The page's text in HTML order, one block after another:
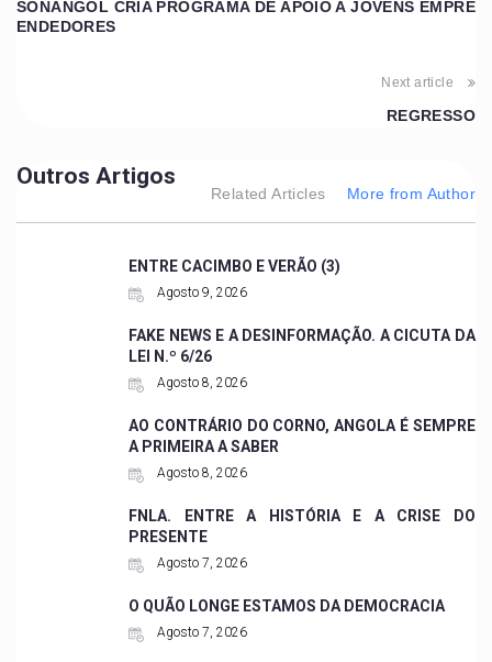
SONANGOL CRIA PROGRAMA DE APOIO A JOVENS EMPRE
ENDEDORES
Next article
REGRESSO
Outros Artigos
Related Articles More from Author
ENTRE CACIMBO E VERÃO (3)
Agosto 9, 2026
FAKE NEWS E A DESINFORMAÇÃO. A CICUTA DA
LEI N.º 6/26
Agosto 8, 2026
AO CONTRÁRIO DO CORNO, ANGOLA É SEMPRE
A PRIMEIRA A SABER
Agosto 8, 2026
FNLA. ENTRE A HISTÓRIA E A CRISE DO
PRESENTE
Agosto 7, 2026
O QUÃO LONGE ESTAMOS DA DEMOCRACIA
Agosto 7, 2026